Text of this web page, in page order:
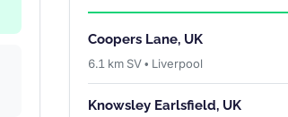
Coopers Lane, UK
6.1 km SV • Liverpool
Knowsley Earlsfield, UK